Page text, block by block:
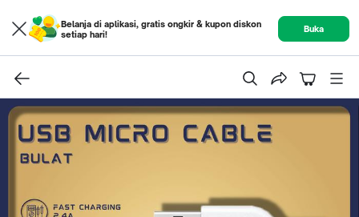
Belanja di aplikasi, gratis ongkir & kupon diskon
setiap hari!
Buka